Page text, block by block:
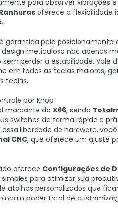
para absorver vibrações
oferece a flexibilidade
garantida pelo
design meticuloso não apenas
perder a estabilidade. Vale
em todas as teclas maiores,
teclas.
por Knob
marcante do X66, sendo
switches de forma rápida e
liberdade de hardware,
CNC, que oferece um ajuste
oferece Configurações de
para otimizar sua
atalhos personalizados que
o poder total de